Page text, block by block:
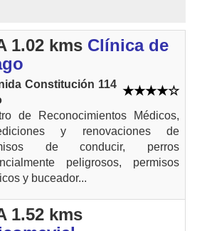
1.02 kms Clínica de
Constitución 114
de Reconocimientos Médicos,
y renovaciones de
de conducir, perros
peligrosos, permisos
y buceador...
1.52 kms